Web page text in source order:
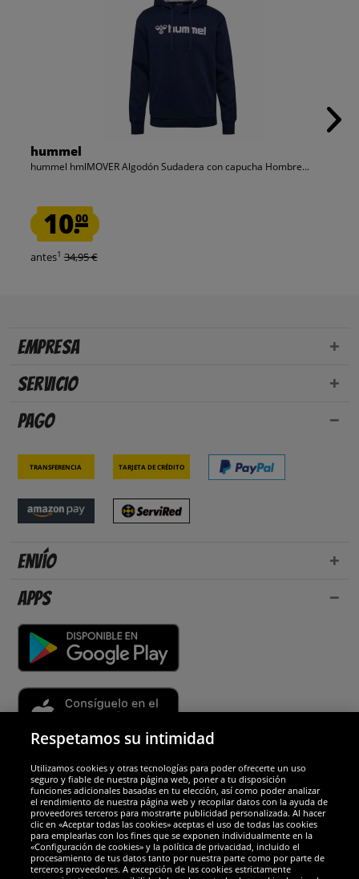
hummel
hummel hmlMOVER Algodón Sudadera con capucha Hombre...
10.00
antes1 34,95 €
Empresa
Servicio
Pago
Transferencia Tarjeta de crédito
Envío
Apps
Socios y seguridad
Galardones
Respetamos su intimidad
Utilizamos cookies y otras tecnologías para poder ofrecerte un uso
seguro y fiable de nuestra página web, poner a tu disposición
funciones adicionales basadas en tu elección, así como poder analizar
el rendimiento de nuestra página web y recopilar datos con la ayuda de
proveedores terceros para mostrarte publicidad personalizada. Al hacer
clic en «Aceptar todas las cookies» aceptas el uso de todas las cookies
para emplearlas con los fines que se exponen individualmente en la
«Configuración de cookies» y la política de privacidad, incluido el
procesamiento de tus datos tanto por nuestra parte como por parte de
terceros proveedores. A excepción de las cookies estrictamente